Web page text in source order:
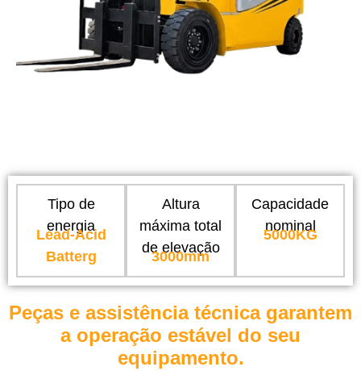
Tipo de
energia
Lead-Acid
Batterg
Altura
máxima total
de elevação
3000mm
Capacidade
nominal
5000KG
Peças e assistência técnica garantem
a operação estável do seu
equipamento.